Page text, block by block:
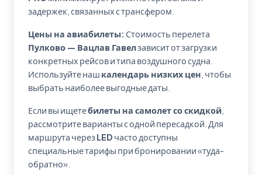
задержек, связанных с трансфером.
Цены на авиабилеты: Стоимость перелета
Пулково — Вацлав Гавелзависит от загрузки
конкретных рейсов и типа воздушного судна.
Используйте наш календарь низких цен , чтобы
выбрать наиболее выгодные даты.
Если вы ищетебилеты на самолет со скидкой
рассмотрите варианты с одной пересадкой. Для
маршрута черезLED часто доступны
специальные тарифы при бронировании «туда-
обратно».